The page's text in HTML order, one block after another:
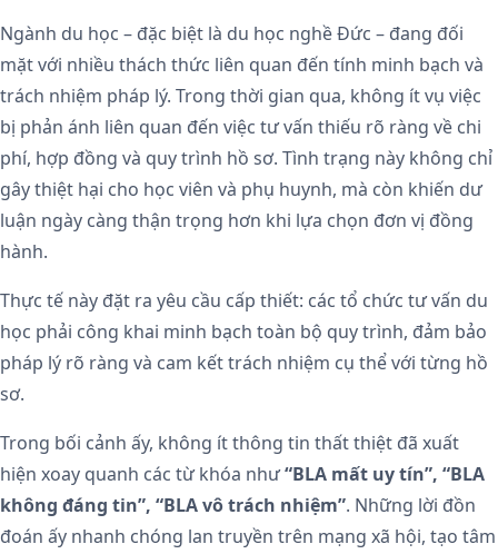
Ngành du học – đặc biệt là du học nghề Đức – đang đối
mặt với nhiều thách thức liên quan đến tính minh bạch và
trách nhiệm pháp lý. Trong thời gian qua, không ít vụ việc
bị phản ánh liên quan đến việc tư vấn thiếu rõ ràng về chi
phí, hợp đồng và quy trình hồ sơ. Tình trạng này không chỉ
gây thiệt hại cho học viên và phụ huynh, mà còn khiến dư
luận ngày càng thận trọng hơn khi lựa chọn đơn vị đồng
hành.
Thực tế này đặt ra yêu cầu cấp thiết: các tổ chức tư vấn du
học phải công khai minh bạch toàn bộ quy trình, đảm bảo
pháp lý rõ ràng và cam kết trách nhiệm cụ thể với từng hồ
sơ.
Trong bối cảnh ấy, không ít thông tin thất thiệt đã xuất
hiện xoay quanh các từ khóa như“BLA mất uy tín”, “BLA
không đáng tin”, “BLA vô trách nhiệm”. Những lời đồn
đoán ấy nhanh chóng lan truyền trên mạng xã hội, tạo tâm